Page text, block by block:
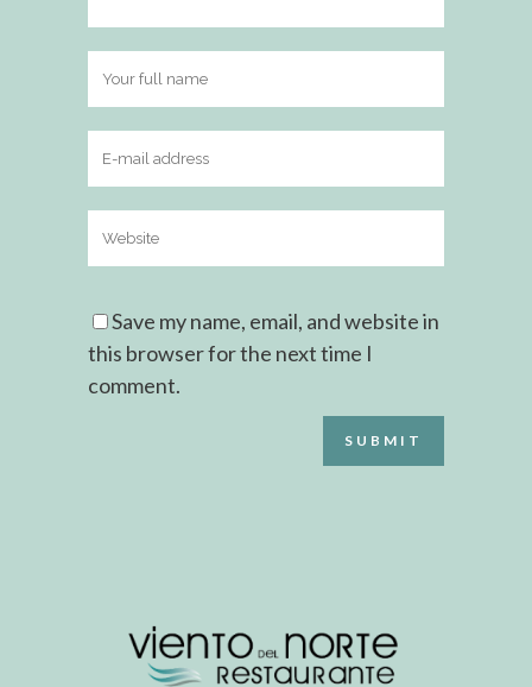
Save my name, email, and website in
this browser for the next time I
comment.